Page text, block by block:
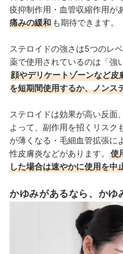
疫抑制作用・血管収縮作用が
痛みの緩和 も期待できます。
ステロイドの強さは5つのレ
薬で使用されているのは「強
顔やデリケートゾーンなど皮
を短期間使用するか、ノンス
ステロイドは効果が高い反面
よって、副作用を招くリスク
が薄くなる・毛細血管拡張に
性皮膚炎などがあります。
使
した場合は速やかに使用を中
かゆみがあるなら、かゆ